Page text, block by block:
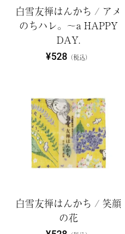
白雪友禅はんかち / アメ
のちハレ。～a HAPPY
DAY.
¥528（税込）
白雪友禅はんかち / 笑顔
の花